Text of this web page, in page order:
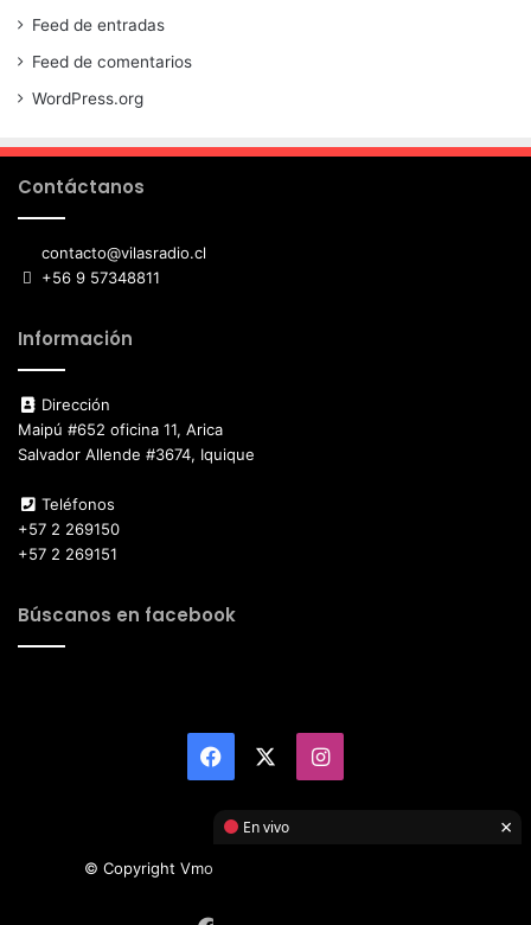
Feed de entradas
Feed de comentarios
WordPress.org
Contáctanos
contacto@vilasradio.cl
+56 9 57348811
Información
Dirección
Maipú #652 oficina 11, Arica
Salvador Allende #3674, Iquique
Teléfonos
+57 2 269150
+57 2 269151
Búscanos en facebook
Facebook Instagram
© Copyright Vmotor TI 2026, All Rights Reserved
En vivo ×